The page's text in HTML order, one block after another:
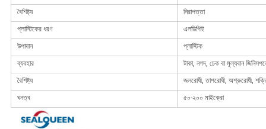
বৈশিষ্ট্য নিরাপত্তা
প্লাস্টিকের ধরণ এলডিপিই
উপাদান প্লাস্টিক
ব্যবহার টাকা, নগদ, চেক বা মূল্যবান
বৈশিষ্ট্য জলরোধী, তাপরোধী, অশ্রুরোধী,
ঘনত্ব ৫০-২০০ মাইক্রো